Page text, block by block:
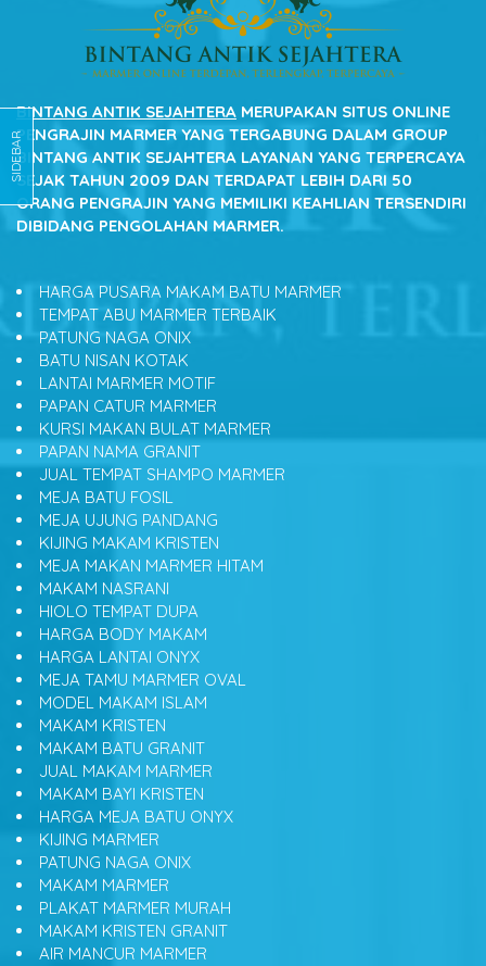
SIDEBAR
BINTANG ANTIK SEJAHTERA MERUPAKAN SITUS ONLINE
PENGRAJIN MARMER YANG TERGABUNG DALAM GROUP
BINTANG ANTIK SEJAHTERA LAYANAN YANG TERPERCAYA
SEJAK TAHUN 2009 DAN TERDAPAT LEBIH DARI 50
ORANG PENGRAJIN YANG MEMILIKI KEAHLIAN TERSENDIRI
DIBIDANG PENGOLAHAN MARMER.
HARGA PUSARA MAKAM BATU MARMER
TEMPAT ABU MARMER TERBAIK
PATUNG NAGA ONIX
BATU NISAN KOTAK
LANTAI MARMER MOTIF
PAPAN CATUR MARMER
KURSI MAKAN BULAT MARMER
PAPAN NAMA GRANIT
JUAL TEMPAT SHAMPO MARMER
MEJA BATU FOSIL
MEJA UJUNG PANDANG
KIJING MAKAM KRISTEN
MEJA MAKAN MARMER HITAM
MAKAM NASRANI
HIOLO TEMPAT DUPA
HARGA BODY MAKAM
HARGA LANTAI ONYX
MEJA TAMU MARMER OVAL
MODEL MAKAM ISLAM
MAKAM KRISTEN
MAKAM BATU GRANIT
JUAL MAKAM MARMER
MAKAM BAYI KRISTEN
HARGA MEJA BATU ONYX
KIJING MARMER
PATUNG NAGA ONIX
MAKAM MARMER
PLAKAT MARMER MURAH
MAKAM KRISTEN GRANIT
AIR MANCUR MARMER